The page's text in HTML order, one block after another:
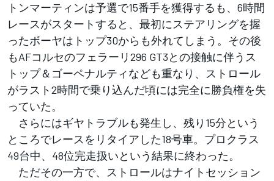
トンマーティンは予選で15番手を獲得するも、6時間
レースがスタートすると、最初にステアリングを握
ったボーヤはトップ30からも外れてしまう。その後
もAFコルセのフェラーリ296 GT3との接触に伴うス
トップ＆ゴーペナルティなども重なり、ストロール
がラスト2時間で乗り込んだ頃には完全に勝負権を失
っていた。
さらにはギヤトラブルも発生し、残り15分という
ところでレースをリタイアした18号車。プロクラス
49台中、48位完走扱いという結果に終わった。
ただその一方で、ストロールはナイトセッション